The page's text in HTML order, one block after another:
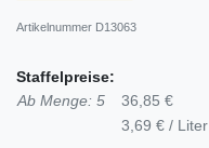
Artikelnummer D13063
Staffelpreise:
Ab Menge: 5
36,85 €
3,69 € / Liter